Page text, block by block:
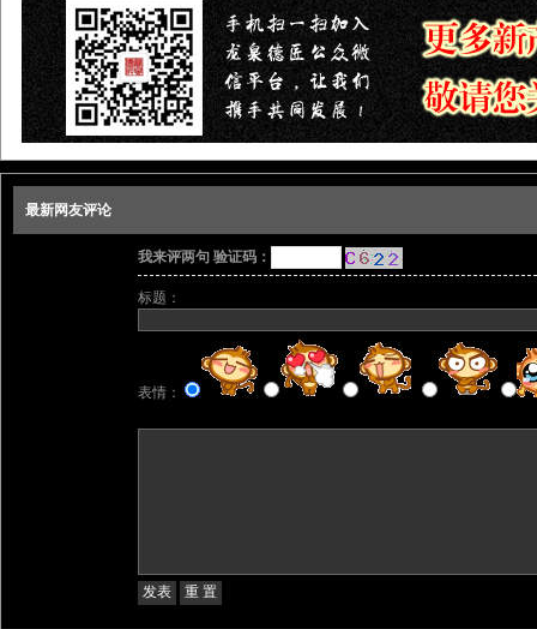
最新网友评论
我来评两句 验证码：
标题：
表情：